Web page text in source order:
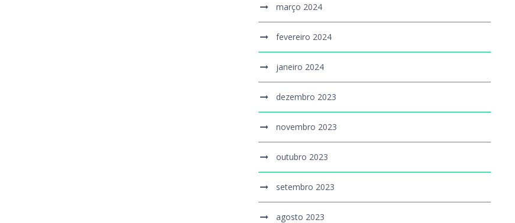
março 2024
fevereiro 2024
janeiro 2024
dezembro 2023
novembro 2023
outubro 2023
setembro 2023
agosto 2023